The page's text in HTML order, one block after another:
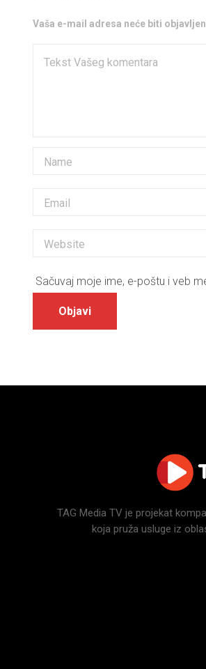
Vaša e-mail adresa neće biti
Sačuvaj moje ime, e-poštu i veb
TAG Media TV je projekat
koja pruža usluge iz